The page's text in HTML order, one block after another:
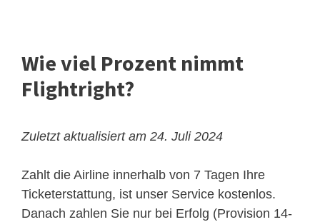
Wie viel Prozent nimmt
Flightright?
Zuletzt aktualisiert am 24. Juli 2024
Zahlt die Airline innerhalb von 7 Tagen Ihre
Ticketerstattung, ist unser Service kostenlos.
Danach zahlen Sie nur bei Erfolg (Provision 14-